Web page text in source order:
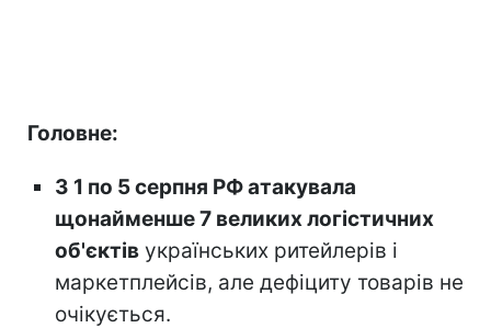
Головне:
З 1 по 5 серпня РФ атакувала
щонайменше 7 великих логістичних
об'єктів українських ритейлерів і
маркетплейсів, але дефіциту товарів не
очікується.